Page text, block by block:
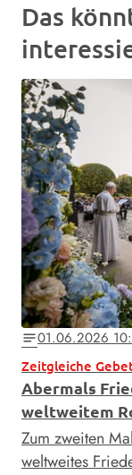
Das
notes01.06.2026
Zeitgleiche
Abermals
weltweitem
Zum zweiten
weltweites